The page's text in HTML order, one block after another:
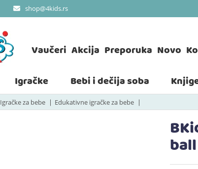
shop@4kids.rs
Vaučeri Akcija Preporuka Novo
Igračke Bebi i dečija soba
Igračke za bebe Edukativne igračke za bebe